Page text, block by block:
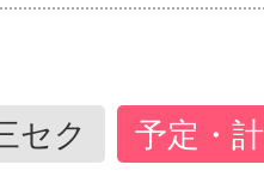
セク 予定・